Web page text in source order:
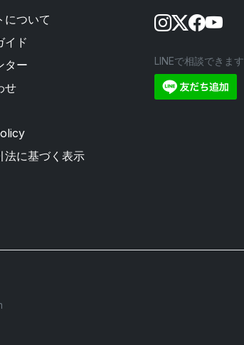
について
イド
ター
せ
法に基づく表示
LINEで相談できます